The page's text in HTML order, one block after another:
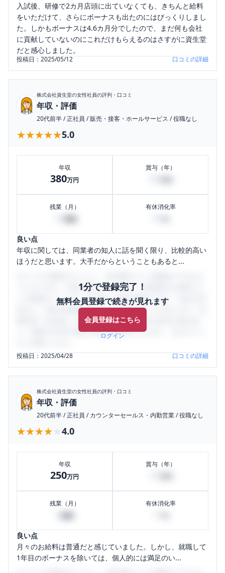
入試後、研修で2カ月店頭に出ていなくても、きちんと給料
をいただけて、さらにボーナスも出たのにはびっくりしまし
た。しかもボーナスは4.6カ月分でしたので、まだ何も会社
に貢献していないのにこれだけもらえるのはさすがに資生堂
だと感心しました。
投稿日：2025/05/12 口コミの詳細
株式会社資生堂の女性社員の評判・口コミ
年収・評価
20代前半/正社員 /販売・接客・ホールサービス /役職なし
★★★★★
★★★★★5.0
年収
380万円
賞与（年）
残業（月） 有休消化率
良い点
年収に関しては、同業者の知人に話を聞く限り、比較的高い
ほうだと思います。大手だからということもあると...
1分で登録完了！
無料会員登録で続きが見れます
会員登録はこちら
ログイン
うになります。SHEHUB(シーハブ)は、女性限定の企業口コ
ミの投稿サイトです。給与面・女性の働きやすさ・会社の評
判など、女性の転職は気にすべき点がたくさんあります。先
輩社員（元社員）の口コミを通して、本当の会社の姿を知
り、将来の不安や現在の悩みを解消するために、ぜひサイト
投稿日：2025/04/28 口コミの詳細
株式会社資生堂の女性社員の評判・口コミ
年収・評価
20代前半/正社員 /カウンターセールス・内勤営業/役職なし
★★★★★
★★★★★ 4.0
年収
250万円
賞与（年）
残業（月）
0
有休消化率
良い点
月々のお給料は普通だと感じていました。しかし、就職して
1年目のボーナスを除いては、個人的には満足のい...